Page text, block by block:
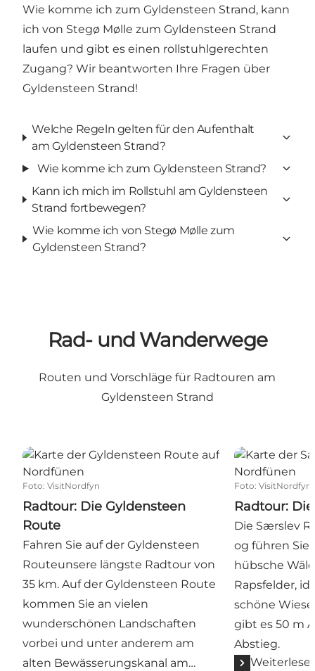
Wie komme ich zum Gyldensteen Strand, kann
ich von Stegø Mølle zum Gyldensteen Strand
laufen und gibt es einen rollstuhlgerechten
Zugang? Wir beantworten Ihre Fragen über
Gyldensteen Strand!
Welche Regeln gelten für den Aufenthalt
am Gyldensteen Strand?
Wie komme ich zum Gyldensteen Strand?
Kann ich mich im Rollstuhl am Gyldensteen
Strand fortbewegen?
Wie komme ich von Stegø Mølle zum
Gyldensteen Strand?
Rad- und Wanderwege
Routen und Vorschläge für Radtouren am
Gyldensteen Strand
Radtour: Die Gyldensteen Route
Foto: VisitNordfyn
Radtour: Die Gyldensteen
Route
Fahren Sie auf der Gyldensteen
Routeunsere längste Radtour von
35 km. Auf der Gyldensteen Route
kommen Sie an vielen
wunderschönen Landschaften
vorbei und unter anderem am
alten Bewässerungskanal am…
Radtour: Die
Foto: VisitNordfyn
Radtour:
Die Særslev
og führen Sie
hübsche
Rapsfelder,
schöne
gibt es 50 m
Abstieg.